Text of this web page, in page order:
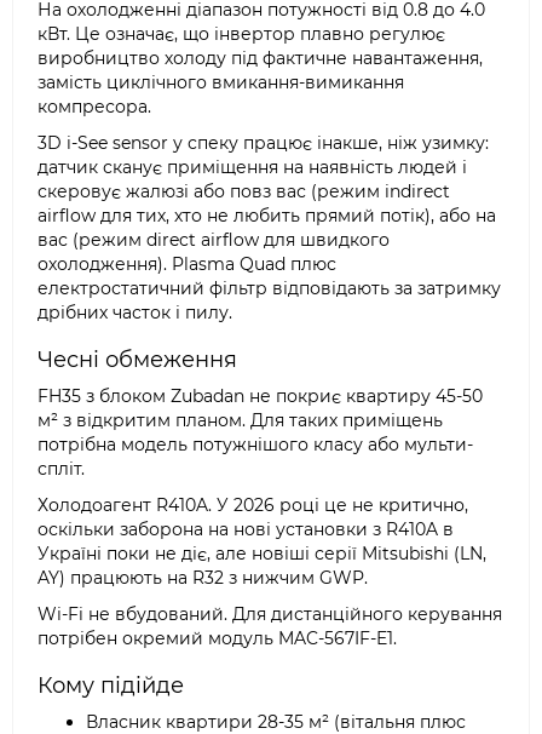
На охолодженні діапазон потужності від 0.8 до 4.0
кВт. Це означає, що інвертор плавно регулює
виробництво холоду під фактичне навантаження,
замість циклічного вмикання-вимикання
компресора.
3D i-See sensor у спеку працює інакше, ніж узимку:
датчик сканує приміщення на наявність людей і
скеровує жалюзі або повз вас (режим indirect
airflow для тих, хто не любить прямий потік), або на
вас (режим direct airflow для швидкого
охолодження). Plasma Quad плюс
електростатичний фільтр відповідають за затримку
дрібних часток і пилу.
Чесні обмеження
FH35 з блоком Zubadan не покриє квартиру 45-50
м² з відкритим планом. Для таких приміщень
потрібна модель потужнішого класу або мульти-
спліт.
Холодоагент R410A. У 2026 році це не критично,
оскільки заборона на нові установки з R410A в
Україні поки не діє, але новіші серії Mitsubishi (LN,
AY) працюють на R32 з нижчим GWP.
Wi-Fi не вбудований. Для дистанційного керування
потрібен окремий модуль MAC-567IF-E1.
Кому підійде
Власник квартири 28-35 м² (вітальня плюс